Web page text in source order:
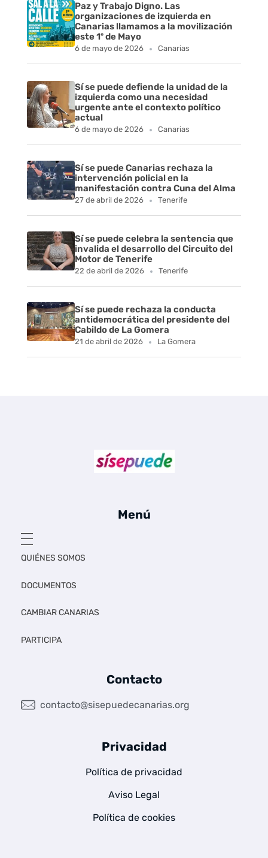
Paz y Trabajo Digno. Las
organizaciones de izquierda en
Canarias llamamos a la movilización
este 1º de Mayo
6 de mayo de 2026 Canarias
Sí se puede defiende la unidad de la
izquierda como una necesidad
urgente ante el contexto político
actual
6 de mayo de 2026 Canarias
Sí se puede Canarias rechaza la
intervención policial en la
manifestación contra Cuna del Alma
27 de abril de 2026 Tenerife
Sí se puede celebra la sentencia que
invalida el desarrollo del Circuito del
Motor de Tenerife
22 de abril de 2026 Tenerife
Sí se puede rechaza la conducta
antidemocrática del presidente del
Cabildo de La Gomera
21 de abril de 2026 La Gomera
Menú
QUIÉNES SOMOS
DOCUMENTOS
CAMBIAR CANARIAS
PARTICIPA
Contacto
contacto@sisepuedecanarias.org
Privacidad
Política de privacidad
Aviso Legal
Política de cookies